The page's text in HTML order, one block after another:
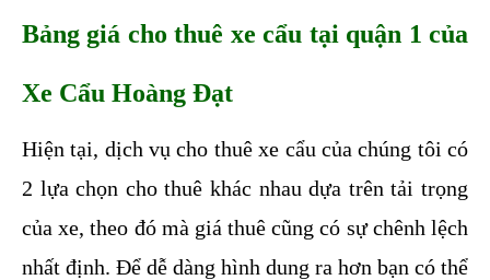
Bảng giá cho thuê xe cẩu tại quận 1 của
Xe Cẩu Hoàng Đạt
Hiện tại, dịch vụ cho thuê xe cẩu của chúng tôi có
2 lựa chọn cho thuê khác nhau dựa trên tải trọng
của xe, theo đó mà giá thuê cũng có sự chênh lệch
nhất định. Để dễ dàng hình dung ra hơn bạn có thể